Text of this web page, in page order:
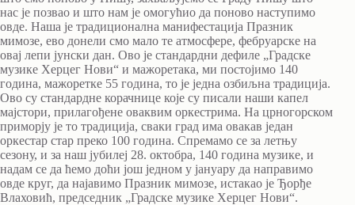
нас је позвао и што нам је омогућио да поново наступимо
овде. Наша је традиционална манифестација Празник
мимозе, ево донели смо мало те атмосфере, фебруарске на
овај лепи јунски дан. Ово је стандардни дефиле „Градске
музике Херцег Нови“ и мажоретака, ми постојимо 140
година, мажоретке 55 година, то је једна озбиљна традиција.
Ово су стандардне корачнице које су писали наши капел
мајстори, прилагођене оваквим оркестрима. На црногорском
приморју је то традиција, сваки град има овакав један
оркестар стар преко 100 година. Спремамо се за летњу
сезону, и за наш јубилеј 28. октобра, 140 година музике, и
надам се да ћемо доћи још једном у јануару да направимо
овде круг, да најавимо Празник мимозе, истакао је Ђорђе
Влаховић, председник „Градске музике Херцег Нови“.